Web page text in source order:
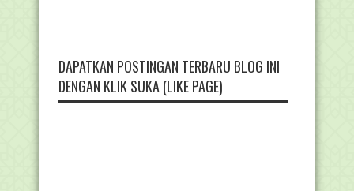
DAPATKAN POSTINGAN TERBARU BLOG INI
DENGAN KLIK SUKA (LIKE PAGE)